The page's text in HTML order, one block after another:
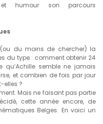
humour son parcours
du moins de chercher) la
du type : comment obtenir 24
semble ne jamais
et combien de fois par jour
elles ?
Mais ne faisant pas partie
cette année encore, de
Belges. En voici un